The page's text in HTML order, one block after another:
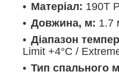
Матеріал: 190T
Довжина, м: 1.7
Діапазон
Limit +4°С /
Тип спального